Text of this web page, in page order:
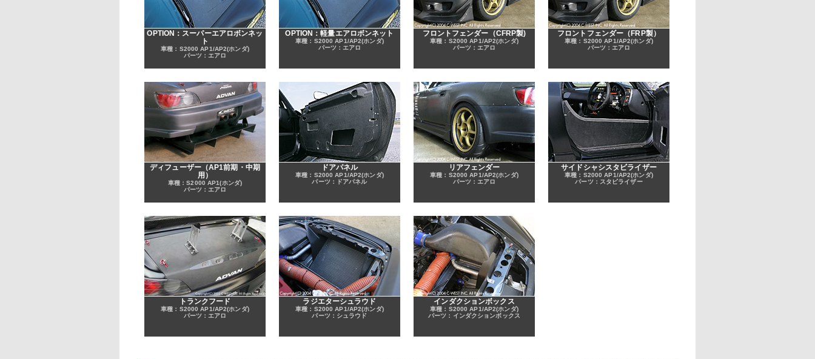
OPTION：スーパーエアロボンネッ
ト
車種：S2000 AP1/AP2(ホンダ)
パーツ：エアロ
OPTION：軽量エアロボンネット
車種：S2000 AP1/AP2(ホンダ)
パーツ：エアロ
フロントフェンダー（CFRP製)
車種：S2000 AP1/AP2(ホンダ)
パーツ：エアロ
フロントフェンダー（FRP製）
車種：S2000 AP1/AP2(ホンダ)
パーツ：エアロ
ディフューザー（AP1前期・中期
用）
車種：S2000 AP1(ホンダ)
パーツ：エアロ
ドアパネル
車種：S2000 AP1/AP2(ホンダ)
パーツ：ドアパネル
リアフェンダー
車種：S2000 AP1/AP2(ホンダ)
パーツ：エアロ
サイドシャシスタビライザー
車種：S2000 AP1/AP2(ホンダ)
パーツ：スタビライザー
トランクフード
車種：S2000 AP1/AP2(ホンダ)
パーツ：エアロ
ラジエターシュラウド
車種：S2000 AP1/AP2(ホンダ)
パーツ：シュラウド
インダクションボックス
車種：S2000 AP1/AP2(ホンダ)
パーツ：インダクションボックス